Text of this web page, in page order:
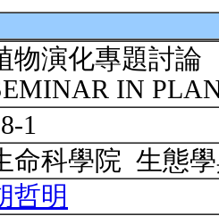
物演化專題討論
IN
1
命科學院 生態
哲明